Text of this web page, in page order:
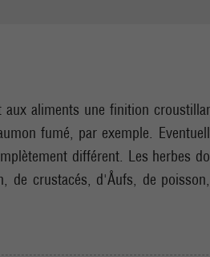
aliments une finition
fumé, par exemple.
différent. Les herbes
crustacés, d'Åufs, de